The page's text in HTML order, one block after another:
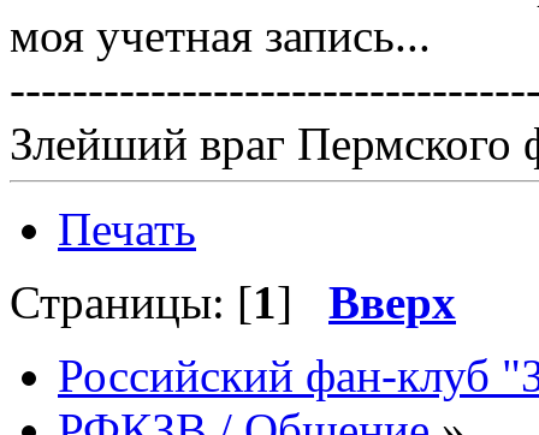
моя учетная запись...
Злейший враг Пермского
Печать
Страницы: [1] Вверх
Российский фан-клуб